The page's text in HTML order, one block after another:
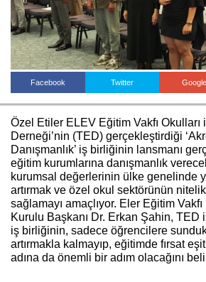
Facebook Twitter
Özel Etiler ELEV Eğitim Vakfı
Derneği’nin (TED) gerçekleştirdiği
Danışmanlık’ iş birliğinin lansmanı
eğitim kurumlarına danışmanlık
kurumsal değerlerinin ülke genelinde
artırmak ve özel okul sektörünün
sağlamayı amaçlıyor. Eler Eğitim
Kurulu Başkanı Dr. Erkan Şahin, TED
iş birliğinin, sadece öğrencilere
artırmakla kalmayıp, eğitimde fırsat
adına da önemli bir adım olacağını